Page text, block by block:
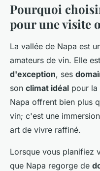
Pourquoi
pour une visite
La vallée de Napa est
amateurs de vin. Elle
d'exception, ses
son climat idéal pour la
Napa offrent bien plus
vin; c'est une
art de vivre raffiné.
Lorsque vous planifiez
que Napa regorge de